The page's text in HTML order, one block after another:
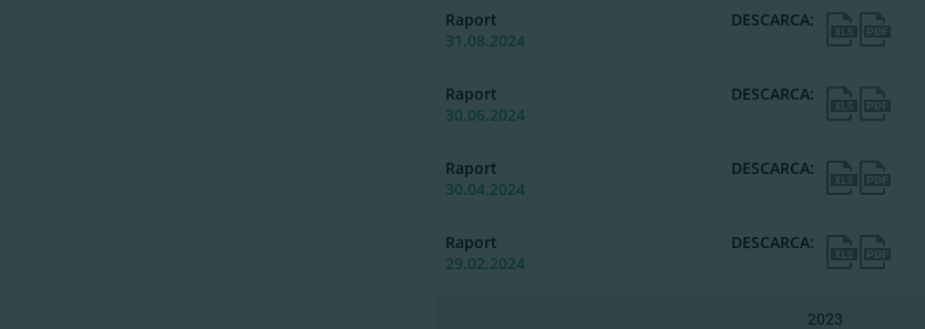
Raport
31.08.2024
DESCARCA:
Raport
30.06.2024
DESCARCA:
Raport
30.04.2024
DESCARCA:
Raport
29.02.2024
DESCARCA:
2023